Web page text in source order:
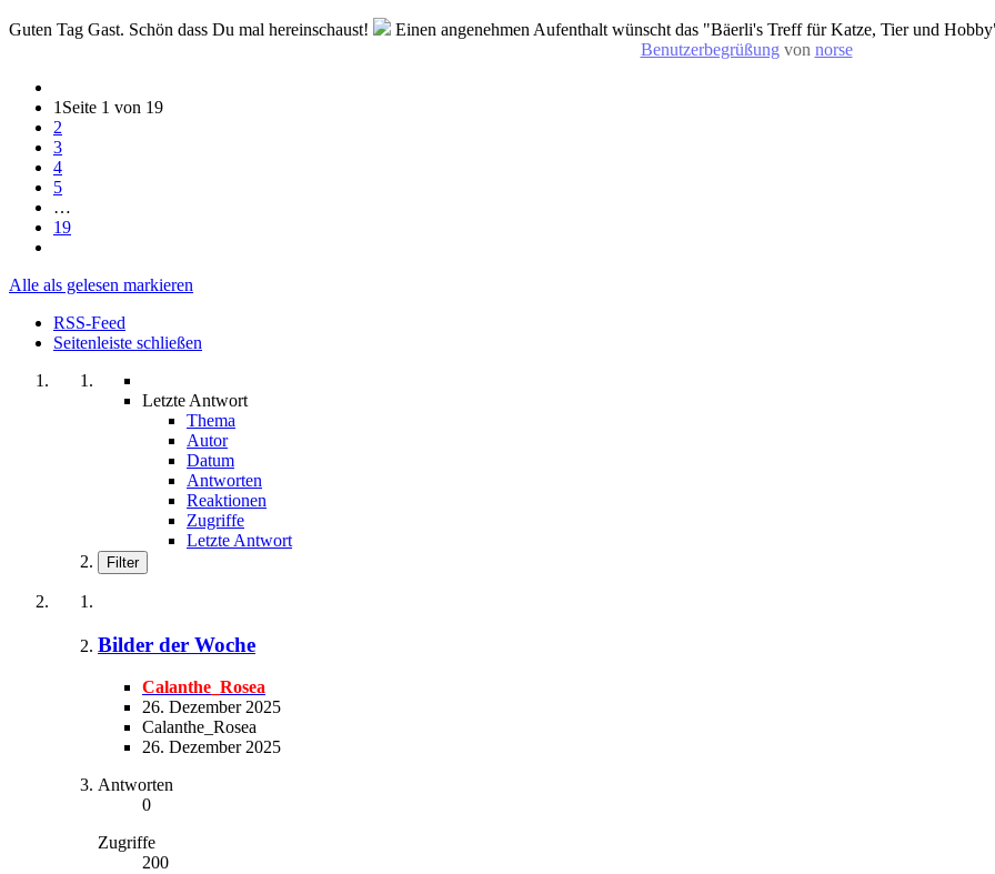
Guten Tag Gast. Schön dass Du mal hereinschaust!
Einen angenehmen Aufenthalt wünscht das "Bäerli's Treff für Katze, Tier und
Benutzerbegrüßung von norse
1 Seite 1 von 19
2
3
4
5
…
19
Alle als gelesen markieren
RSS-Feed
Seitenleiste schließen
Letzte Antwort
Thema
Autor
Datum
Antworten
Reaktionen
Zugriffe
Letzte Antwort
Filter
Bilder der Woche
Calanthe_Rosea
26. Dezember 2025
Calanthe_Rosea
26. Dezember 2025
Antworten
0
Zugriffe
200